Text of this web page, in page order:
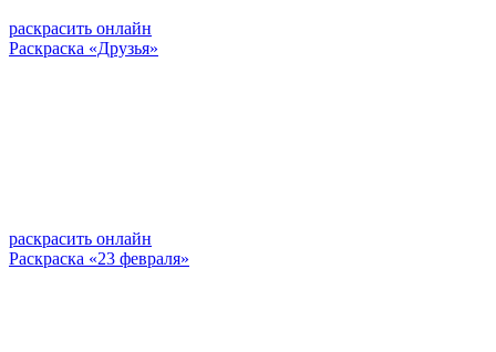
раскрасить онлайн
Раскраска «Друзья»
раскрасить онлайн
Раскраска «23 февраля»